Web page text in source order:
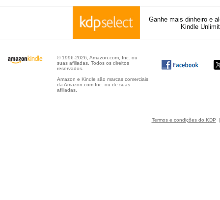
Ganhe mais dinheiro e
Kindle
© 1996-2026, Amazon.com, Inc. ou
suas afiliadas. Todos os direitos
reservados.
Amazon e Kindle são marcas comerciais
da Amazon.com Inc. ou de suas
afiliadas.
Termos e condições do KDP